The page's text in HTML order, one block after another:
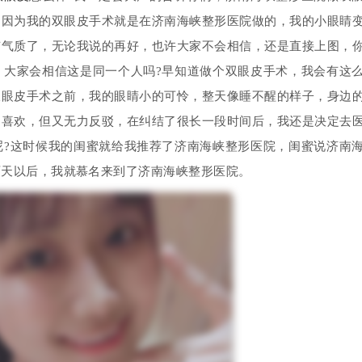
为我的双眼皮手术就是在济南海峡整形医院做的，我的小眼睛
质了，无论我说的再好，也许大家不会相信，还是直接上图，
家会相信这是同一个人吗?早知道做个双眼皮手术，我会有这
皮手术之前，我的眼睛小的可怜，整天像睡不醒的样子，身边
欢，但又无力反驳，在纠结了很长一段时间后，我还是决定去
这时候我的闺蜜就给我推荐了济南海峡整形医院，闺蜜说济南
以后，我就慕名来到了济南海峡整形医院。